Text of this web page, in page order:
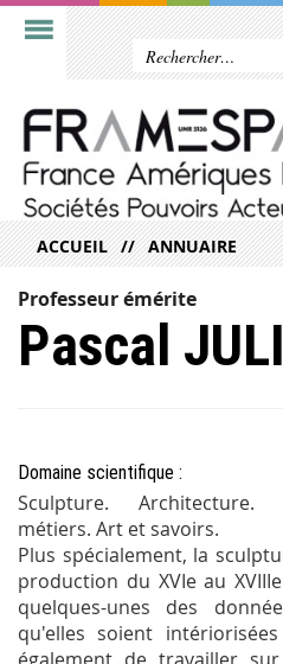
ACCUEIL ANNUAIRE
Professeur émérite
Pascal
Domaine scientifique :
Sculpture. Architecture.
métiers. Art et savoirs.
Plus spécialement, la
production du XVIeau
quelques-unes des
qu'elles soient
également de travailler